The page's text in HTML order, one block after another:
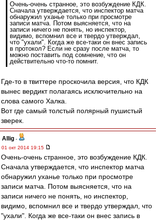
Очень-очень странное, это возбуждение КДК.
Сначала утверждается, что инспектор матча
обнаружил уханье только при просмотре
записи матча. Потом выясняется, что на
записи ничего не понять, но инспектор,
видимо, вспомнил все и твердо утверждал,
что "ухали". Когда же все-таки он внес запись
в протокол? Если не сразу после матча, то
можно поставить под сомнение, что он
действительно что-то помнит.
Где-то в твиттере проскочила версия, что КДК
вынес вердикт полагаясь исключительно на
слова самого Халка.
Вот где самый толстый полярный пушистый
зверек.
Allig -
01 окт 2014 19:15
Очень-очень странное, это возбуждение КДК.
Сначала утверждается, что инспектор матча
обнаружил уханье только при просмотре
записи матча. Потом выясняется, что на
записи ничего не понять, но инспектор,
видимо, вспомнил все и твердо утверждал, что
"ухали". Когда же все-таки он внес запись в